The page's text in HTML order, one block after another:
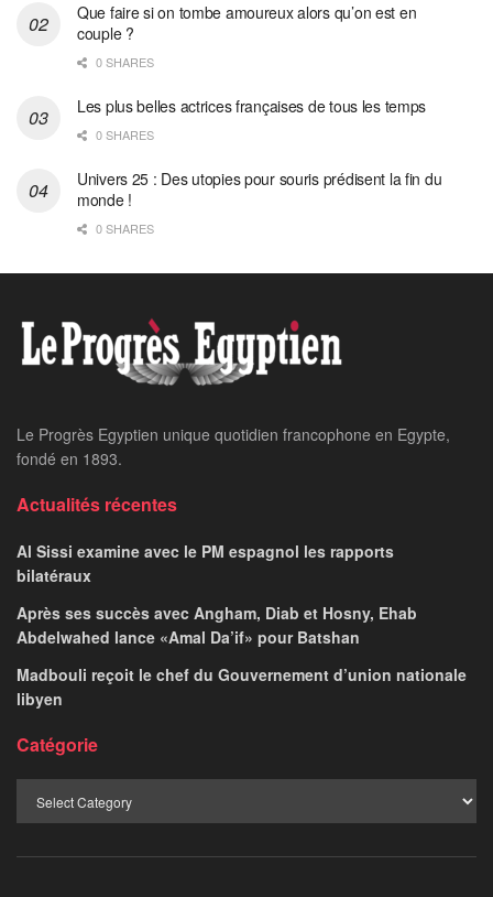
Que faire si on tombe amoureux alors qu’on est en
couple ?
0 SHARES
Les plus belles actrices françaises de tous les temps
0 SHARES
Univers 25 : Des utopies pour souris prédisent la fin du
monde !
0 SHARES
L’Egypte compte doubler
le nombre de touristes
d’ici 2028
par MARWA MOURAD